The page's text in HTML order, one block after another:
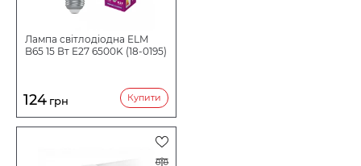
Лампа світлодіодна ELM
B65 15 Вт E27 6500K (18-0195)
124 грн Купити
ЗАСТОСУВАННЯ
СВІТЛОВИЙ ПОТІК LM